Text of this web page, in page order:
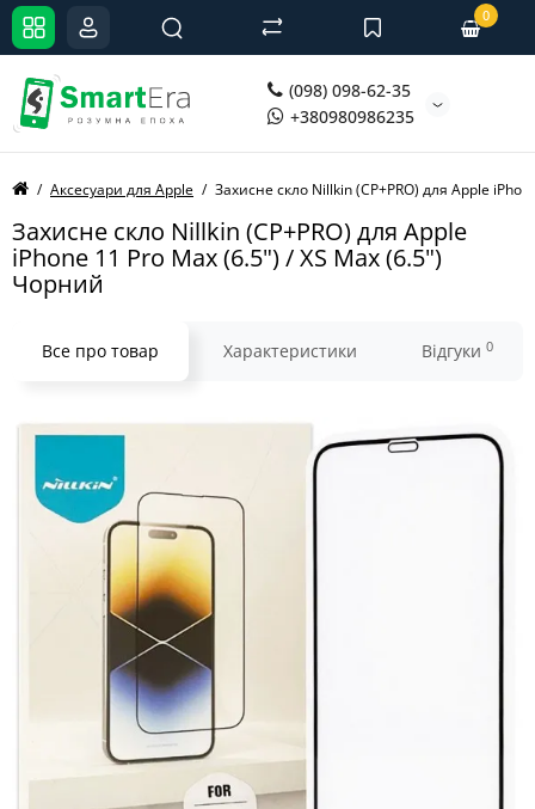
(098) 098-62-35
+380980986235
0
Аксесуари для Apple Захисне скло Nillkin (CP+PRO) для Apple
Захисне скло Nillkin (CP+PRO) для Apple
iPhone 11 Pro Max (6.5") / XS Max (6.5")
Чорний
Все про товар Характеристики Відгуки 0